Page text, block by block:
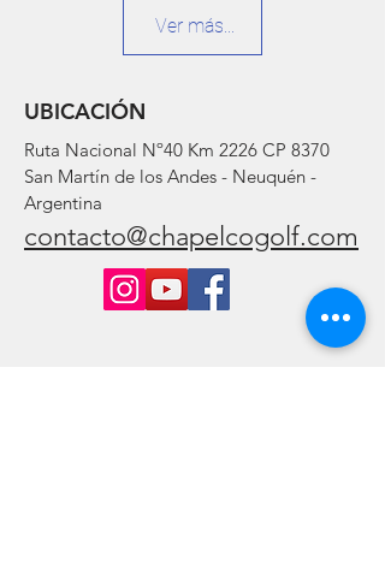
Ver más...
UBICACIÓN
Ruta Nacional Nº40 Km 2226 CP 8370
San Martín de los Andes - Neuquén -
Argentina
contacto@chapelcogolf.com